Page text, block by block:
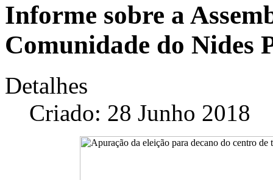
Informe sobre a
Comunidade do Nides
Detalhes
Criado: 28 Junho 2018